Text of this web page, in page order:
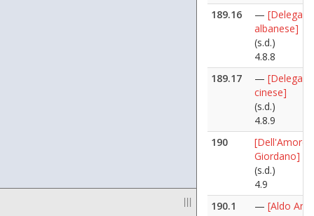
|||
189.16
—
albanese]
(s.d.)
4.8.8
189.17
—
cinese]
(s.d.)
4.8.9
190
[Dell'Amore
Giordano]
(s.d.)
4.9
190.1
— [Aldo